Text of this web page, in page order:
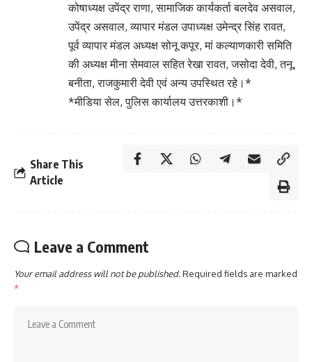
कोषाध्यक्ष उपेंद्र राणा, सामाजिक कार्यकर्ता बलदेव असवाल,
उपेंद्र असवाल, व्यापार मंडल उपाध्यक्ष उमेन्द्र सिंह रावत,
पूर्व व्यापार मंडल अध्यक्ष सोनू कपूर, मां कल्याणकारी समिति
की अध्यक्ष मीना सेमवाल सहित रेखा रावत, जसोदा देवी, तनू,
बनीता, राजकुमारी देवी एवं अन्य उपस्थित रहे।*
*मीडिया सेल, पुलिस कार्यालय उत्तरकाशी।*
Share This
Article
Leave a Comment
Your email address will not be published.Required fields are marked
*